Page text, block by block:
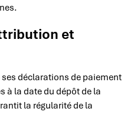
et
ses déclarations de paiement
à la date du dépôt de la
la régularité de la